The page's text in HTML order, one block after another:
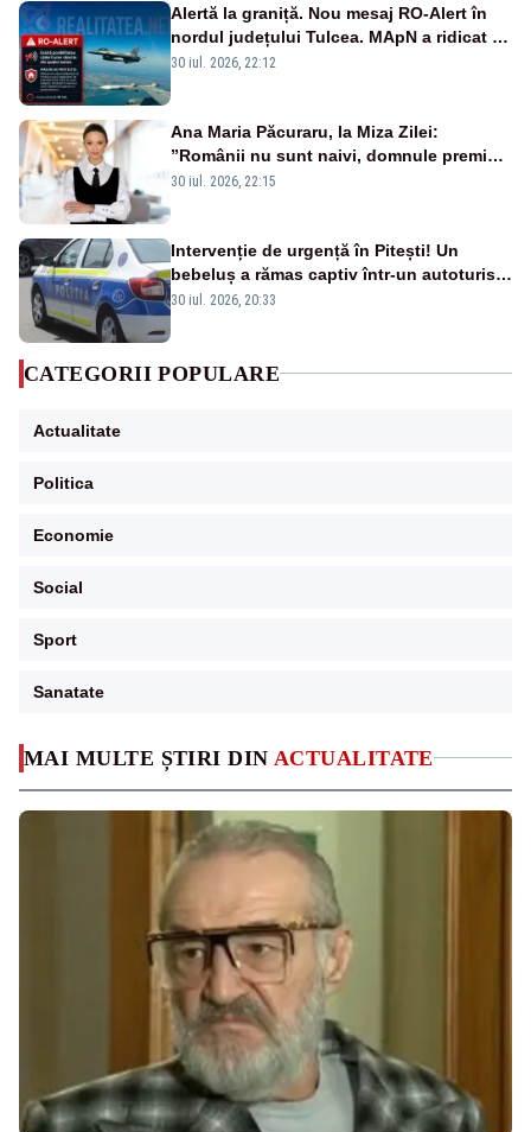
MAI MULTE ȘTIRI DIN ACTUALITATE
Alertă la graniță. Nou mesaj RO-Alert în
nordul județului Tulcea. MApN a ridicat de
la sol două avioane F-16
30 iul. 2026, 22:12
Ana Maria Păcuraru, la Miza Zilei:
”Românii nu sunt naivi, domnule premier
Bolojan”
30 iul. 2026, 22:15
Intervenție de urgență în Pitești! Un
bebeluș a rămas captiv într-un autoturism
din cauza unei defecțiuni
30 iul. 2026, 20:33
CATEGORII POPULARE
Actualitate
Politica
Economie
Social
Sport
Sanatate